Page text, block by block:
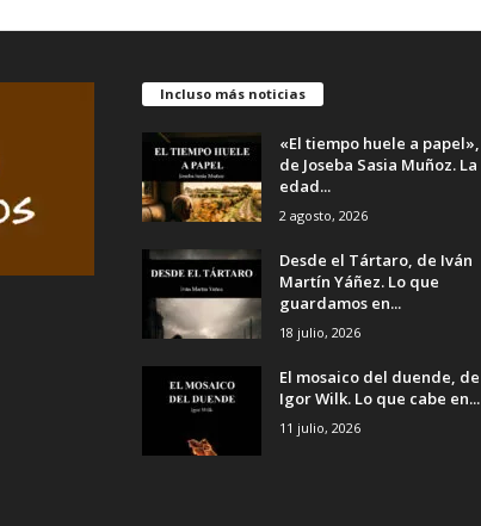
-
SANCHEZ
SEMPERE
cantidad
Incluso más noticias
«El tiempo huele a papel»,
de Joseba Sasia Muñoz. La
edad...
2 agosto, 2026
Desde el Tártaro, de Iván
Martín Yáñez. Lo que
guardamos en...
18 julio, 2026
El mosaico del duende, de
Igor Wilk. Lo que cabe en...
11 julio, 2026